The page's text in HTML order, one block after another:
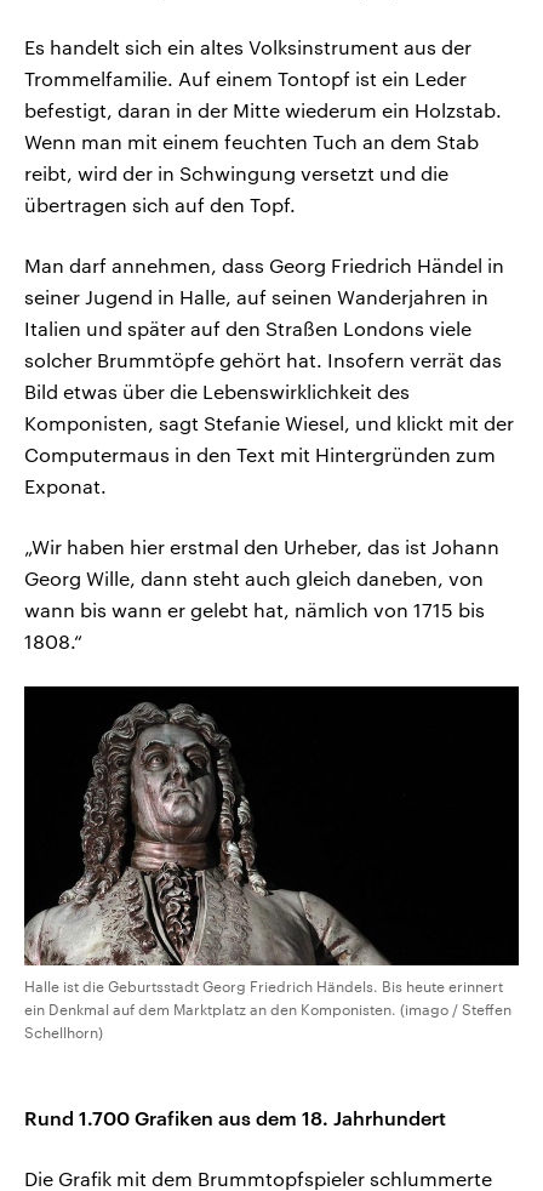
Es handelt sich ein altes Volksinstrument aus der
Trommelfamilie. Auf einem Tontopf ist ein Leder
befestigt, daran in der Mitte wiederum ein Holzstab.
Wenn man mit einem feuchten Tuch an dem Stab
reibt, wird der in Schwingung versetzt und die
übertragen sich auf den Topf.
Man darf annehmen, dass Georg Friedrich Händel in
seiner Jugend in Halle, auf seinen Wanderjahren in
Italien und später auf den Straßen Londons viele
solcher Brummtöpfe gehört hat. Insofern verrät das
Bild etwas über die Lebenswirklichkeit des
Komponisten, sagt Stefanie Wiesel, und klickt mit der
Computermaus in den Text mit Hintergründen zum
Exponat.
„Wir haben hier erstmal den Urheber, das ist Johann
Georg Wille, dann steht auch gleich daneben, von
wann bis wann er gelebt hat, nämlich von 1715 bis
1808.“
Halle ist die Geburtsstadt Georg Friedrich Händels. Bis heute erinnert
ein Denkmal auf dem Marktplatz an den Komponisten. (imago / Steffen
Schellhorn)
Rund 1.700 Grafiken aus dem 18. Jahrhundert
Die Grafik mit dem Brummtopfspieler schlummerte